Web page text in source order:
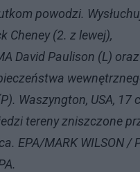
powodzi.
Cheney (2. z lewej),
David Paulison (L) oraz
Waszyngton, USA, 17
tereny zniszczone
EPA/MARK WILSON /